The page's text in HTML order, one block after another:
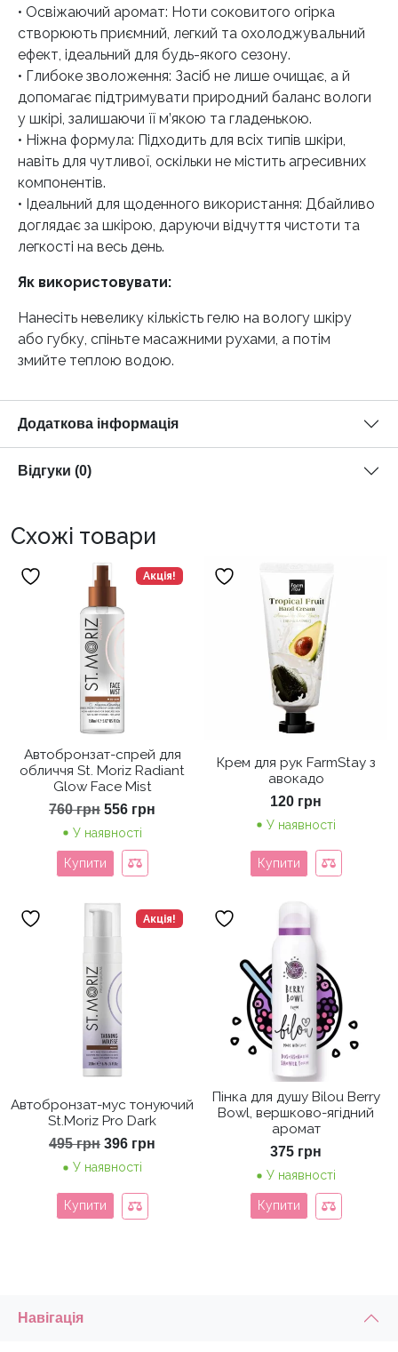
• Освіжаючий аромат: Ноти соковитого огірка
створюють приємний, легкий та охолоджувальний
ефект, ідеальний для будь-якого сезону.
• Глибоке зволоження: Засіб не лише очищає, а й
допомагає підтримувати природний баланс вологи
у шкірі, залишаючи її м’якою та гладенькою.
• Ніжна формула: Підходить для всіх типів шкіри,
навіть для чутливої, оскільки не містить агресивних
компонентів.
• Ідеальний для щоденного використання: Дбайливо
доглядає за шкірою, даруючи відчуття чистоти та
легкості на весь день.
Як використовувати:
Нанесіть невелику кількість гелю на вологу шкіру
або губку, спіньте масажними рухами, а потім
змийте теплою водою.
Додаткова інформація
Відгуки (0)
Схожі товари
Акція!
Автобронзат-спрей для
обличчя St. Moriz Radiant
Glow Face Mist
760грн Оригінальна
760 грн.
556 грн
У наявності
Купити
Крем для рук FarmStay з
авокадо
120 грн
У наявності
Купити
Акція!
Автобронзат-мус тонуючий
St.Moriz Pro Dark
495грн Оригінальна
495 грн.
396 грн
У наявності
Купити
Пінка для душу Bilou Berry
Bowl, вершково-ягідний
аромат
375 грн
У наявності
Купити
Навігація